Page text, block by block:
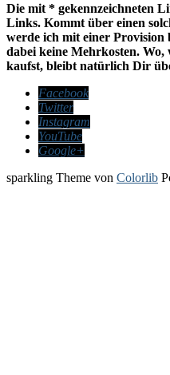
Die mit * gekennzeichneten
Links. Kommt über einen
werde ich mit einer Provision
dabei keine Mehrkosten.
kaufst, bleibt natürlich Dir
Facebook
Twitter
Instagram
YouTube
Google+
sparkling Theme von Colorlib